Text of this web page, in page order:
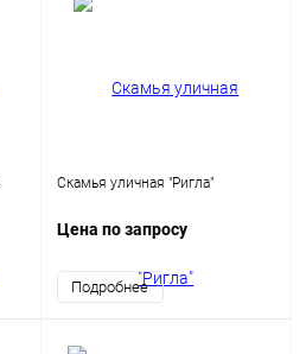
Скамья уличная "Ригла"
Цена по запросу
Подробнее